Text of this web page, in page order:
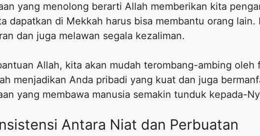
yang menolong berarti Allah memberikan kita
dapatkan di Mekkah harus bisa membantu orang
dan juga melawan segala kezaliman.
Allah, kita akan mudah terombang-ambing
menjadikan Anda pribadi yang kuat dan juga
yang membawa manusia semakin tunduk kepada-
Antara Niat dan Perbuatan